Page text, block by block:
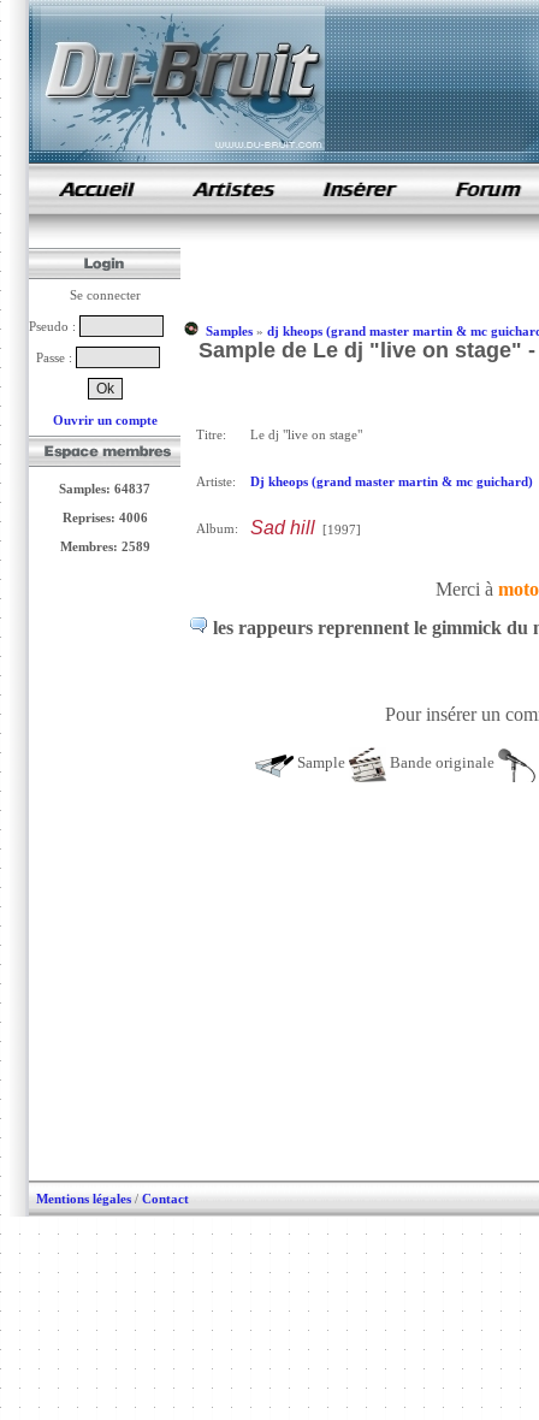
samples de rap
Se connecter
Pseudo :
Passe :
Ouvrir un compte
Samples: 64837
Reprises: 4006
Membres: 2589
Samples» dj kheops (grand master martin & mc
Sample de Le dj "live on stage"
Titre: Le dj "live on stage"
Artiste: Dj kheops (grand master martin & mc guichard)
Album: Sad hill[1997]
Merci à
les rappeurs reprennent le gimmick du
Pour insérer un
Sample Bande originale
Mentions légales / Contact